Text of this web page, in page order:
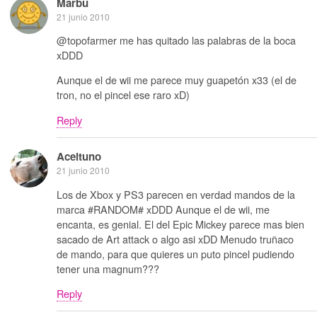
21 junio 2010
@topofarmer me has quitado las palabras de la boca
xDDD
Aunque el de wii me parece muy guapetón x33 (el de
tron, no el pincel ese raro xD)
Reply
Aceituno
21 junio 2010
Los de Xbox y PS3 parecen en verdad mandos de la
marca #RANDOM# xDDD Aunque el de wii, me
encanta, es genial. El del Epic Mickey parece mas bien
sacado de Art attack o algo asi xDD Menudo truñaco
de mando, para que quieres un puto pincel pudiendo
tener una magnum???
Reply